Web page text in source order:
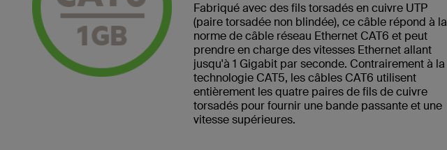
Fabriqué avec des fils torsadés en cuivre UTP
(paire torsadée non blindée), ce câble répond à la
norme de câble réseau Ethernet CAT6 et peut
prendre en charge des vitesses Ethernet allant
jusqu'à 1 Gigabit par seconde. Contrairement à la
technologie CAT5, les câbles CAT6 utilisent
entièrement les quatre paires de fils de cuivre
torsadés pour fournir une bande passante et une
vitesse supérieures.